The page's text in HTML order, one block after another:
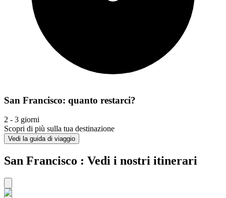
San Francisco: quanto restarci?
2 - 3 giorni
Scopri di più sulla tua destinazione
Vedi la guida di viaggio
San Francisco : Vedi i nostri itinerari